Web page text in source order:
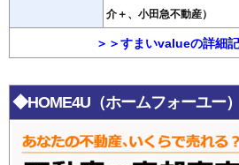
介＋、小田急不動産）
＞＞すまいvalueの詳細
◆HOME4U（ホームフォーユー）